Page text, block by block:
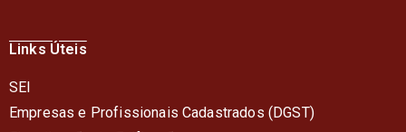
Links Úteis
SEI
Empresas e Profissionais Cadastrados (DGST)